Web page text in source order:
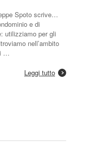
Spoto scrive…
e di
utilizziamo per gli
nell’ambito
…
Leggi tutto